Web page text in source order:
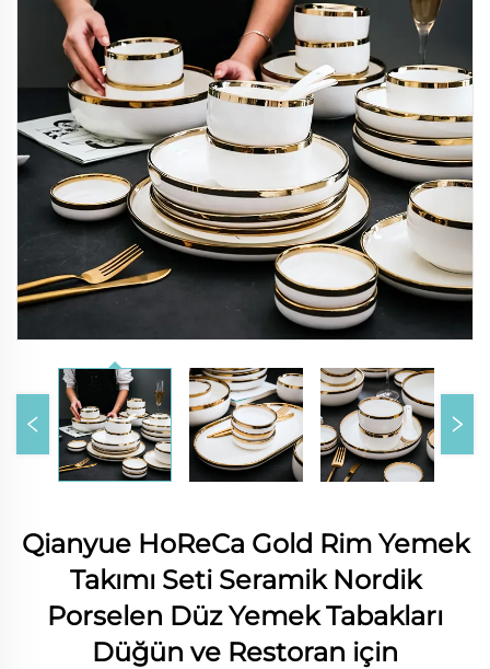
Qianyue HoReCa Gold Rim Yemek
Takımı Seti Seramik Nordik
Porselen Düz Yemek Tabakları
Düğün ve Restoran için